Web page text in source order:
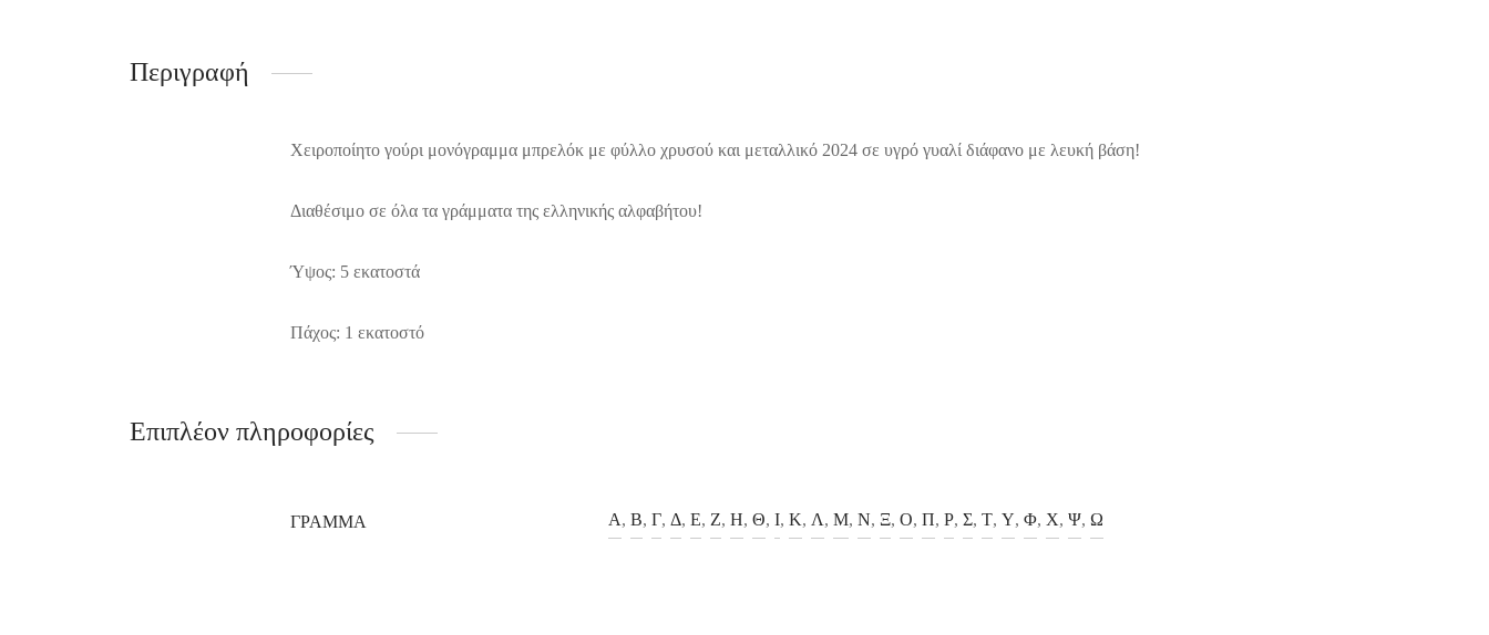
Περιγραφή
Χειροποίητο γούρι μονόγραμμα μπρελόκ με φύλλο χρυσού και μεταλλικό 2024 σε υγρό γυαλί διάφανο με λευκή βάση!
Διαθέσιμο σε όλα τα γράμματα της ελληνικής αλφαβήτου!
Ύψος: 5 εκατοστά
Πάχος: 1 εκατοστό
Επιπλέον πληροφορίες
ΓΡΆΜΜΑ Α, Β, Γ, Δ, Ε, Ζ, Η, Θ, Ι, Κ, Λ, Μ, Ν, Ξ, Ο, Π, Ρ, Σ, Τ, Υ, Φ, Χ, Ψ, Ω